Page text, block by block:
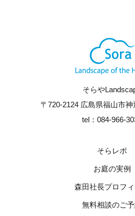
そらや
〒720-2124 広島県福山市
tel：084-966-
そらレポ
お庭の実例
森田社長プロフ
無料相談のご